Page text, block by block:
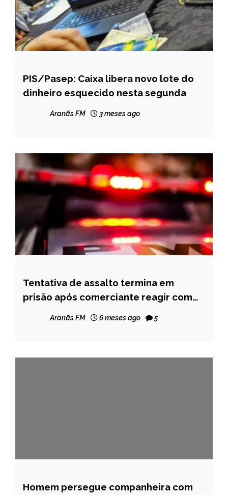
BRASIL
NOTÍCIAS
PIS/Pasep: Caixa libera novo lote do
dinheiro esquecido nesta segunda
Aranãs FM 3 meses ago
MINAS
GERAIS
NOTÍCIAS
Tentativa de assalto termina em
prisão após comerciante reagir com
facão em Santa Maria do Suaçuí
Aranãs FM 6 meses ago 5
MINAS
Homem persegue companheira com